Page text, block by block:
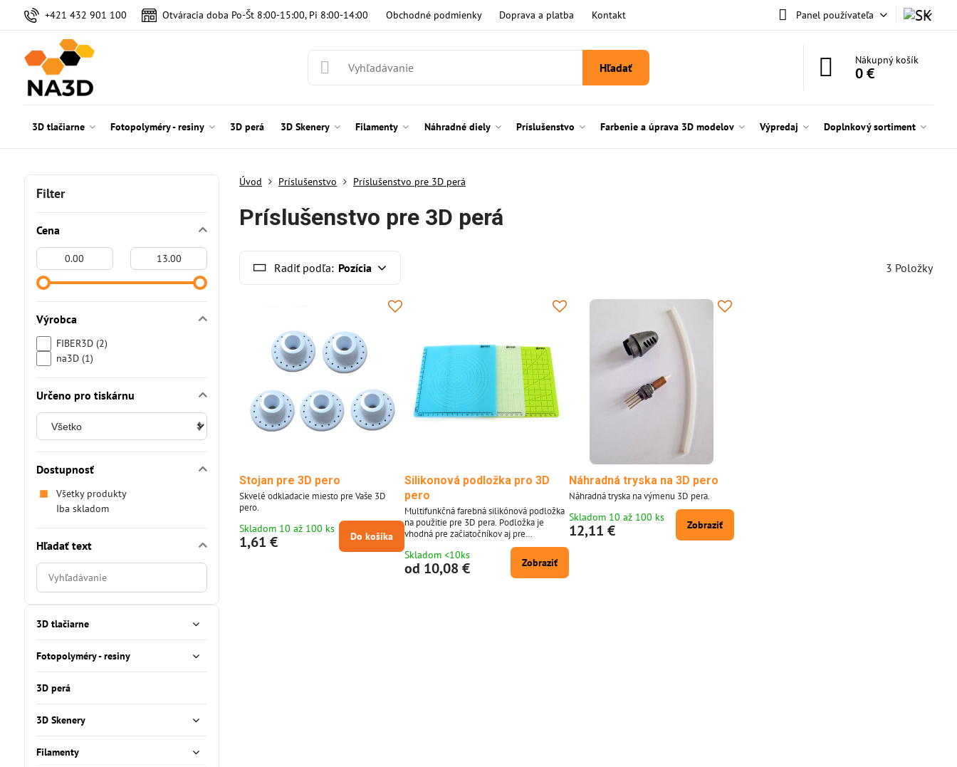
+421 432 901 100 Otváracia doba Po-Št 8:00-15:00, Pi 8:00-14:00 Obchodné podmienky Doprava a platba Kontakt Panel používateľa
Hľadať
Nákupný košík
0 €
3D tlačiarne Fotopolyméry - resiny 3D perá 3D Skenery Filamenty Náhradné diely Príslušenstvo Farbenie a úprava 3D modelov Výpredaj Doplnkový sortiment
Úvod Príslušenstvo Príslušenstvo pre 3D perá
Príslušenstvo pre 3D perá
Radiť podľa: Pozícia 3 Položky
Stojan pre 3D pero
Skvelé odkladacie miesto pre Vaše 3D
pero.
Skladom 10 až 100 ks
1,61 € Do košíka
Silikonová podložka pro 3D
pero
Multifunkčná farebná silikónová podložka
na použitie pre 3D pera. Podložka je
vhodná pre začiatočníkov aj pre
odborníkov, pre deti a dospelých.
Flexibilná podložka, ľahké použitie. Na
podložke sú rôzne geometrické tvary v
rôznych veľkostiach. Práca s 3D perom si
Skladom <10ks
od 10,08 € Zobraziť
Náhradná tryska na 3D pero
Náhradná tryska na výmenu 3D pera.
Skladom 10 až 100 ks
12,11 € Zobraziť
Filter
Cena
Od:
Do:
Výrobca
FIBER3D (2)
na3D (1)
Určeno pro tiskárnu
Dostupnosť
Všetky produkty
Iba skladom
Hľadať text
Prehľadať
výsledky
filtra
fulltextom
3D tlačiarne
Fotopolyméry - resiny
3D perá
3D Skenery
Filamenty